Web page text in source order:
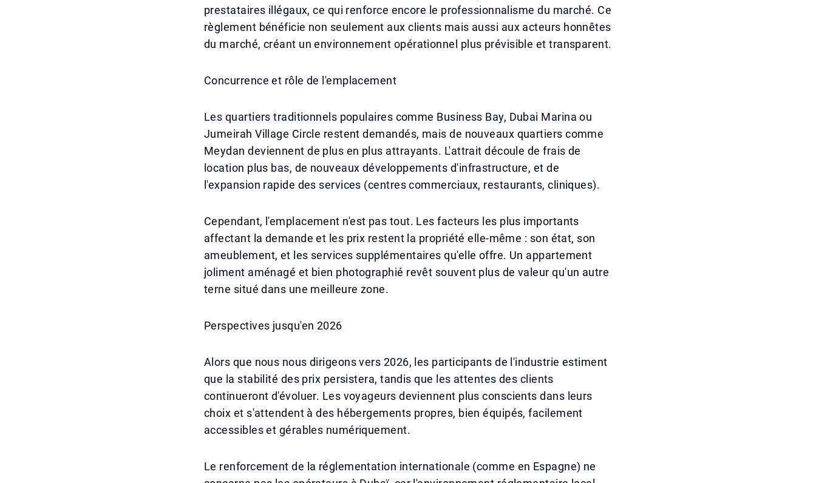
prestataires illégaux, ce qui renforce encore le professionnalisme du marché. Ce
règlement bénéficie non seulement aux clients mais aussi aux acteurs honnêtes
du marché, créant un environnement opérationnel plus prévisible et transparent.
Concurrence et rôle de l'emplacement
Les quartiers traditionnels populaires comme Business Bay, Dubai Marina ou
Jumeirah Village Circle restent demandés, mais de nouveaux quartiers comme
Meydan deviennent de plus en plus attrayants. L'attrait découle de frais de
location plus bas, de nouveaux développements d'infrastructure, et de
l'expansion rapide des services (centres commerciaux, restaurants, cliniques).
Cependant, l'emplacement n'est pas tout. Les facteurs les plus importants
affectant la demande et les prix restent la propriété elle-même : son état, son
ameublement, et les services supplémentaires qu'elle offre. Un appartement
joliment aménagé et bien photographié revêt souvent plus de valeur qu'un autre
terne situé dans une meilleure zone.
Perspectives jusqu'en 2026
Alors que nous nous dirigeons vers 2026, les participants de l'industrie estiment
que la stabilité des prix persistera, tandis que les attentes des clients
continueront d'évoluer. Les voyageurs deviennent plus conscients dans leurs
choix et s'attendent à des hébergements propres, bien équipés, facilement
accessibles et gérables numériquement.
Le renforcement de la réglementation internationale (comme en Espagne) ne